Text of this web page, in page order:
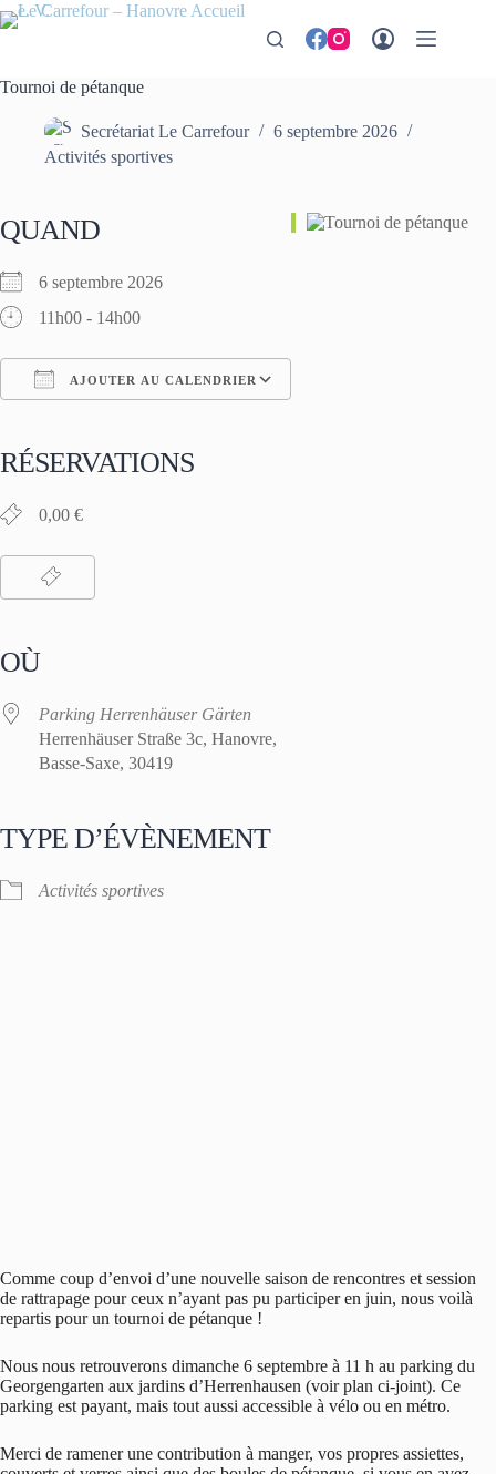
Passer
au
Tournoi de pétanque
Secrétariat Le Carrefour
6 septembre 2026
Activités sportives
QUAND
6 septembre 2026
11h00 - 14h00
AJOUTER AU CALENDRIER
RÉSERVATIONS
0,00 €
OÙ
Parking Herrenhäuser Gärten
Herrenhäuser Straße 3c, Hanovre,
Basse-Saxe, 30419
TYPE D’ÉVÈNEMENT
Activités sportives
Comme coup d’envoi d’une nouvelle saison de rencontres et session
de rattrapage pour ceux n’ayant pas pu participer en juin, nous voilà
repartis pour un tournoi de pétanque !
Nous nous retrouverons dimanche 6 septembre à 11 h au parking du
Georgengarten aux jardins d’Herrenhausen (voir plan ci-joint). Ce
parking est payant, mais tout aussi accessible à vélo ou en métro.
Merci de ramener une contribution à manger, vos propres assiettes,